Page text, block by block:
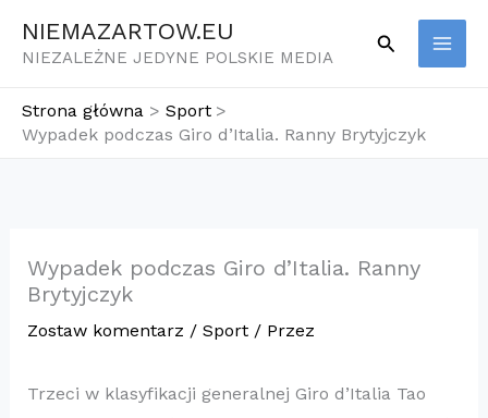
NIEMAZARTOW.EU
NIEZALEŻNE JEDYNE POLSKIE MEDIA
Szukaj
Strona główna
Sport
Wypadek podczas Giro d’Italia. Ranny Brytyjczyk
Wypadek podczas Giro d’Italia. Ranny
Brytyjczyk
Zostaw komentarz / Sport/ Przez
Trzeci w klasyfikacji generalnej Giro d’Italia Tao